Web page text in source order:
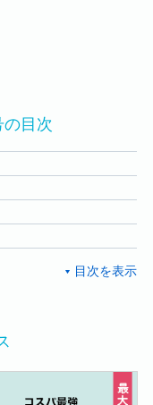
の目次